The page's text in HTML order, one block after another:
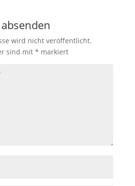
wird nicht veröffentlicht.
sind mit * markiert